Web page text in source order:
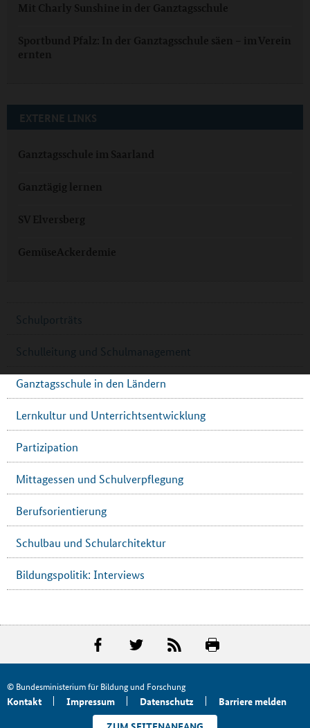
Mit Charly Sunshine in der Ganztagsschule
Sportbund Pfalz: In der Ganztagsschule säen – im Verein
ernten
EXTERNE LINKS
Ganztagsschule im Saarland
Ganztägig lernen
SV Elversberg
GemüseAckerdemie
Schulporträts
Schulleitung und Schulmanagement
Ganztagsschule in den Ländern
Lernkultur und Unterrichtsentwicklung
Partizipation
Mittagessen und Schulverpflegung
Berufsorientierung
Schulbau und Schularchitektur
Bildungspolitik: Interviews
© Bundesministerium für Bildung und Forschung
Kontakt Impressum Datenschutz Barriere melden